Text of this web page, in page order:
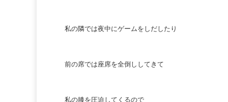
私の隣では夜中にゲームをしだしたり
前の席では座席を全倒ししてきて
私の膝を圧迫してくるので